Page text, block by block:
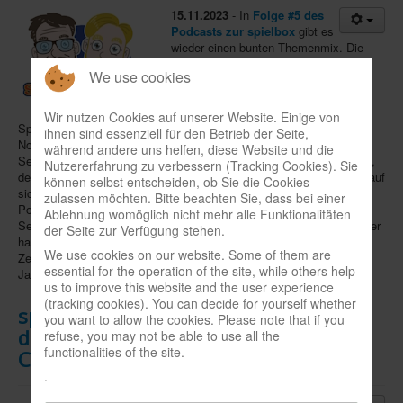
15.11.2023 - In Folge #5 des
Podcasts zur spielbox gibt es
wieder einen bunten Themenmix. Die
Hosts Manuel Fritsch und Andreas
Becker haben sich in Morschen mit
unterhalten, nicht nur über sein neues
SpielDrachenhüter, sondern auch über Künstliche Intelligenz und
Nominierungen zum Spiel des Jahres. Zweiter Interviewpartner der
Sendung istUwe Bursik, Kopf des jungen VerlagesSkellig Games ,
der zuletzt auf der Spielemesse in Essen mit reichlich Standfläche auf
sich aufmerksam machte, aber natürlich vor allem mit seinem
Portfolio die Herzen vieler Spieler schneller schlagen lässt.
Selbstverständlich spielen auch Spiele eine Rolle: Fritsch und Becker
haben unter anderemMischwald erkundet und in
Zeitreise unternommen. Zu guter Letzt schauen sie, was vor 30
Jahren so in der Szene los war.
spielboxcast Vol. 004: Aus den Tiefen
der Spielemesse, Interviews mit
Cramer, Rosenberg und Odendahl
We use cookies
Wir nutzen Cookies auf unserer Website. Einige von
ihnen sind essenziell für den Betrieb der Seite,
während andere uns helfen, diese Website und die
Nutzererfahrung zu verbessern (Tracking Cookies). Sie
können selbst entscheiden, ob Sie die Cookies
zulassen möchten. Bitte beachten Sie, dass bei einer
Ablehnung womöglich nicht mehr alle Funktionalitäten
der Seite zur Verfügung stehen.
We use cookies on our website. Some of them are
essential for the operation of the site, while others help
us to improve this website and the user experience
(tracking cookies). You can decide for yourself whether
you want to allow the cookies. Please note that if you
refuse, you may not be able to use all the
functionalities of the site.
.